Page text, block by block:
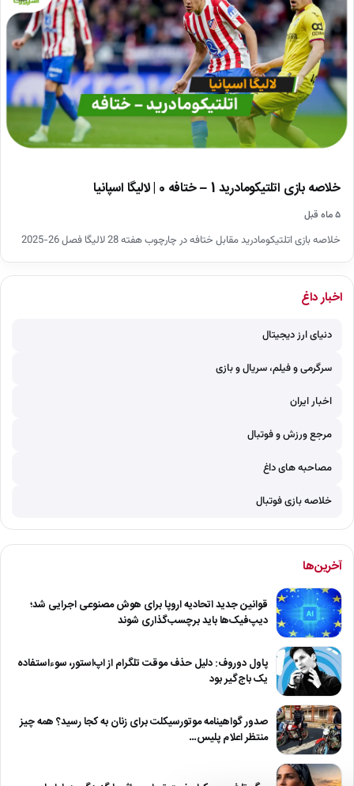
خلاصه بازی اتلتیکومادرید 1 – ختافه 0 | لالیگا اسپانیا
۵ ماه قبل
خلاصه بازی اتلتیکومادرید مقابل ختافه در چارچوب هفته 28 لالیگا فصل 26-2025
اخبار داغ
دنیای ارز دیجیتال
سرگرمی و فیلم، سریال و بازی
اخبار ایران
مرجع ورزش و فوتبال
مصاحبه های داغ
خلاصه بازی فوتبال
آخرین‌ها
قوانین جدید اتحادیه اروپا برای هوش مصنوعی اجرایی شد؛
دیپ‌فیک‌ها باید برچسب‌گذاری شوند
پاول دوروف: دلیل حذف موقت تلگرام از اپ‌استور، سوءاستفاده
یک باج‌گیر بود
صدور گواهینامه موتورسیکلت برای زنان به کجا رسید؟ همه چیز
منتظر اعلام پلیس…